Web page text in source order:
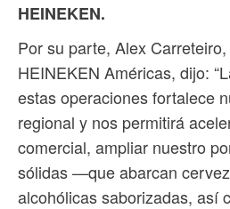
HEINEKEN.
Por su parte, Alex
HEINEKEN Américas, dijo:
estas operaciones fortalece
regional y nos permitirá
comercial, ampliar nuestro
sólidas —que abarcan
alcohólicas saborizadas, así